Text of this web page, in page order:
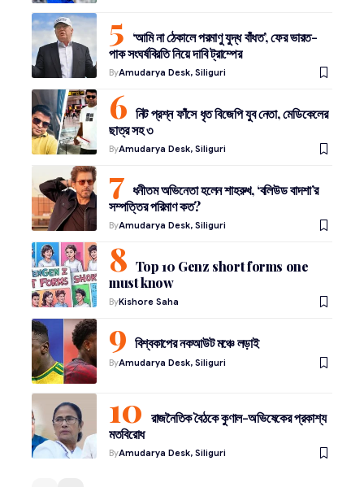
‘আমি না ঠেকালে পরমাণু যুদ্ধ বাঁধত’, ফের ভারত-
পাক সংঘর্ষবিরতি নিয়ে দাবি ট্রাম্পের
ByAmudarya Desk, Siliguri
নিট প্রশ্ন ফাঁসে ধৃত বিজেপি যুব নেতা, মেডিকেলের
ছাত্র সহ ৩
ByAmudarya Desk, Siliguri
ধনীতম অভিনেতা হলেন শাহরুখ, ‘বলিউড বাদশা’র
সম্পত্তির পরিমাণ কত?
ByAmudarya Desk, Siliguri
Top 10 Genz short forms one
must know
ByKishore Saha
বিশ্বকাপের নকআউট মঞ্চে লড়াই
ByAmudarya Desk, Siliguri
রাজনৈতিক বৈঠকে কুণাল-অভিষেকের প্রকাশ্য
মতবিরোধ
ByAmudarya Desk, Siliguri